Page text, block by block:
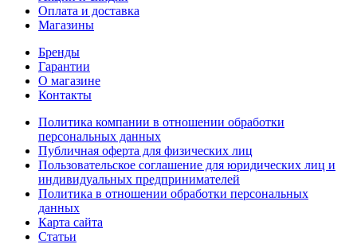
Оплата и доставка
Магазины
Бренды
Гарантии
О магазине
Контакты
Политика компании в отношении обработки
персональных данных
Публичная оферта для физических лиц
Пользовательское соглашение для юридических лиц и
индивидуальных предпринимателей
Политика в отношении обработки персональных
данных
Карта сайта
Статьи